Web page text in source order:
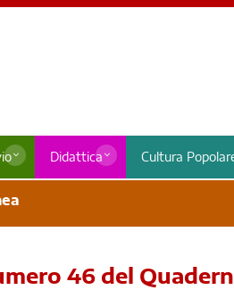
Didattica Cultura
46 del